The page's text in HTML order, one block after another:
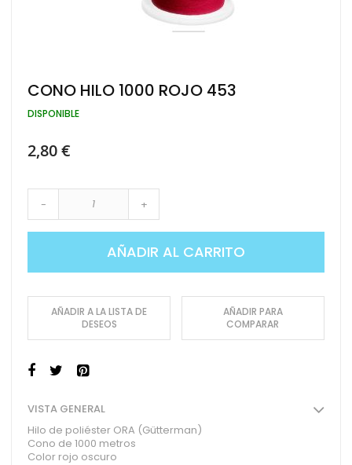
Saltar
al
comienzo
galería
CONO HILO 1000 ROJO 453
DISPONIBLE
2,80 €
- +
AÑADIR AL CARRITO
AÑADIR A LA LISTA DE
DESEOS
AÑADIR PARA
COMPARAR
VISTA GENERAL
Hilo de poliéster ORA (Gütterman)
Cono de 1000 metros
Color rojo oscuro